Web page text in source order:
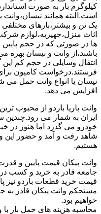
کیلوگرم بار به صورت
است.البته همانند نیسان،وانت
یک تن و بیشتر،بارهای
اثاث منزل،جهیزیه،لوازم
ها در صورتی که در حجم
باشند،از وانت و نیسان بهره
انتقال وسایلی در حجم کم
فرستند.درخواست کامیون
نیسان یا انواع وانت حمل می
افزایش می دهد.
وانت باریا باردو از محبوب
ایران به شمار می رود.چندین
خودرو می گذرد اما هنوز در
شاهد رفت و آمد و حضور این
هستیم.
وانت پیکان قیمت پایین و
جامعه قادر به خرید و کسب
قیمت خرید قطعات باردو
مستحکم وانت پیکان قادر به
خواهیم بود.
محاسبه هزینه های حمل بار با